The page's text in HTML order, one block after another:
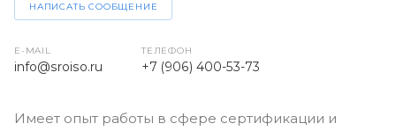
НАПИСАТЬ СООБЩЕНИЕ
E-MAIL
info@sroiso.ru
ТЕЛЕФОН
+7 (906) 400-53-73
Имеет опыт работы в сфере сертификации и